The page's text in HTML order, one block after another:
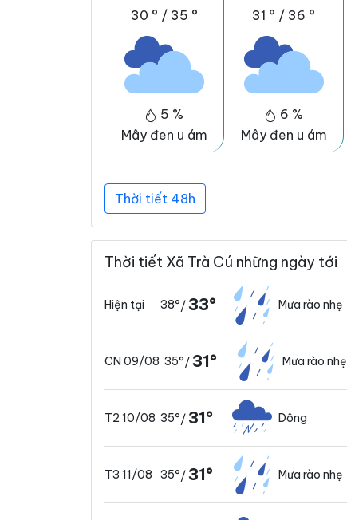
30 ° / 35 °
5 %
Mây đen u ám
31 ° / 36 °
6 %
Mây đen u ám
Thời tiết 48h
Thời tiết Xã Trà Cú những ngày tới
Hiện tại 38°/33° Mưa rào nhẹ
CN 09/08 35°/31° Mưa rào nhẹ
T2 10/08 35°/31° Dông
T3 11/08 35°/31° Mưa rào nhẹ